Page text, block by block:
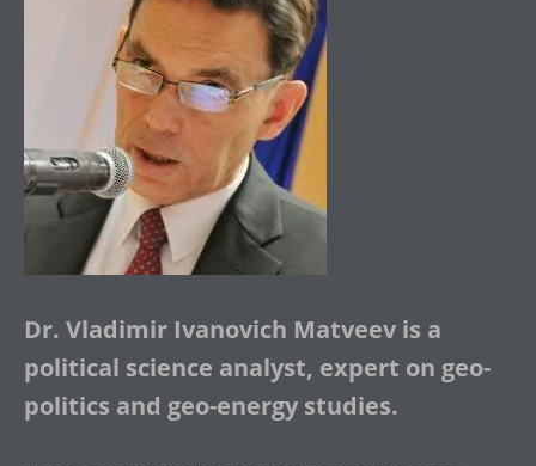
Dr. Vladimir Ivanovich Matveev is a
political science analyst, expert on geo-
politics and geo-energy studies.